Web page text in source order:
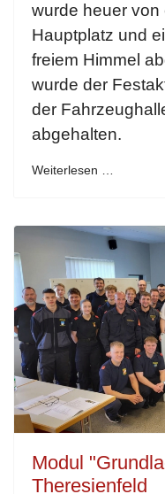
wurde heuer von
Hauptplatz und
freiem Himmel
wurde der
der
abgehalten.
Weiterlesen …
Modul
Theresienfeld